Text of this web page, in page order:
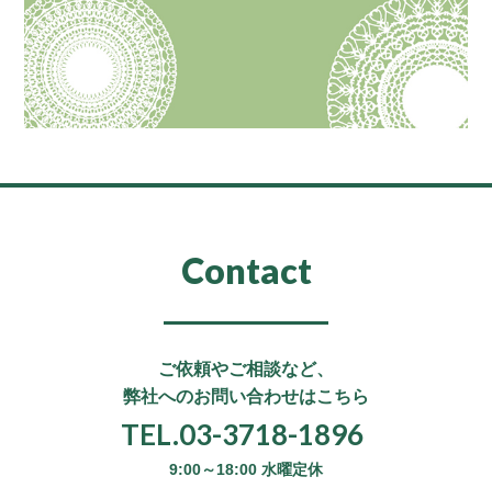
Contact
ご依頼やご相談など、
弊社へのお問い合わせはこちら
TEL.03-3718-1896
9:00～18:00 水曜定休